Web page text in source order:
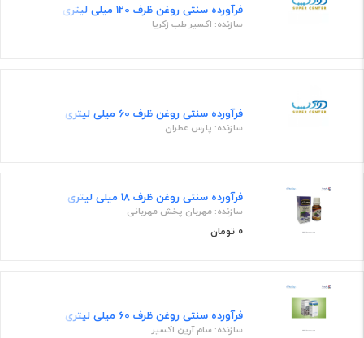
فرآورده سنتی روغن ظرف 120 میلی لیتری
سازنده: اکسیر طب زکریا
فرآورده سنتی روغن ظرف 60 میلی لیتری
سازنده: پارس عطران
فرآورده سنتی روغن ظرف 18 میلی لیتری
سازنده: مهربان پخش مهربانی
0 تومان
فرآورده سنتی روغن ظرف ۶0 میلی لیتری
سازنده: سام آرین اکسیر